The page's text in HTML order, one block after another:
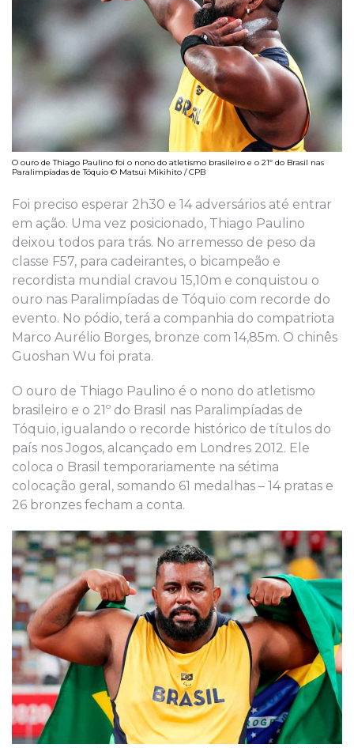
O ouro de Thiago Paulino foi o nono do atletismo brasileiro e o 21º do Brasil nas
Paralimpíadas de Tóquio © Matsui Mikihito / CPB
Foi preciso esperar 2h30 e 14 adversários até entrar
em ação. Uma vez posicionado, Thiago Paulino
deixou todos para trás. No arremesso de peso da
classe F57, para cadeirantes, o bicampeão e
recordista mundial cravou 15,10m e conquistou o
ouro nas Paralimpíadas de Tóquio com recorde do
evento. No pódio, terá a companhia do compatriota
Marco Aurélio Borges, bronze com 14,85m. O chinês
Guoshan Wu foi prata.
O ouro de Thiago Paulino é o nono do atletismo
brasileiro e o 21º do Brasil nas Paralimpíadas de
Tóquio, igualando o recorde histórico de títulos do
país nos Jogos, alcançado em Londres 2012. Ele
coloca o Brasil temporariamente na sétima
colocação geral, somando 61 medalhas – 14 pratas e
26 bronzes fecham a conta.